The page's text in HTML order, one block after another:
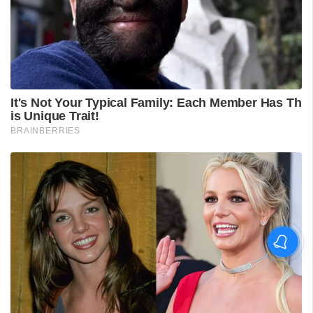
വിദ്യാർഥിയെ മർദിച്ചെന്ന
പരാതിയിൽ പാലക്കാട്
അധ്യാപകനെ
സസ്‌പെൻഡ് ചെയ്തു